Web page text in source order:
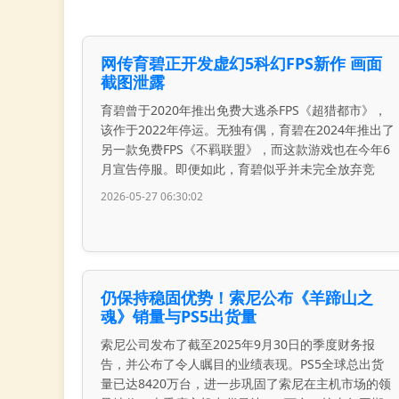
网传育碧正开发虚幻5科幻FPS新作 画面
截图泄露
育碧曾于2020年推出免费大逃杀FPS《超猎都市》，
该作于2022年停运。无独有偶，育碧在2024年推出了
另一款免费FPS《不羁联盟》，而这款游戏也在今年6
月宣告停服。即便如此，育碧似乎并未完全放弃竞
2026-05-27 06:30:02
仍保持稳固优势！索尼公布《羊蹄山之
魂》销量与PS5出货量
索尼公司发布了截至2025年9月30日的季度财务报
告，并公布了令人瞩目的业绩表现。PS5全球总出货
量已达8420万台，进一步巩固了索尼在主机市场的领